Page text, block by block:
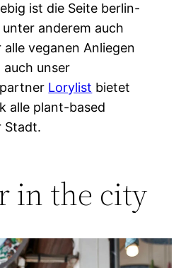
ist die Seite berlin-
anderem auch
alle veganen Anliegen
unser
Lorylist bietet
alle plant-based
Stadt.
in the city